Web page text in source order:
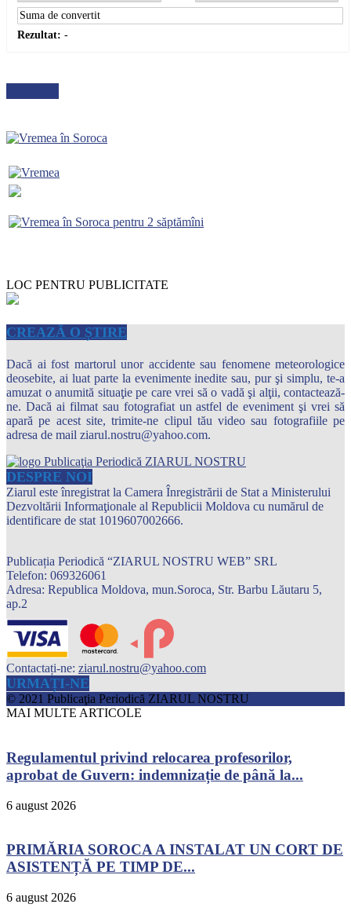
Rezultat: -
LOC PENTRU PUBLICITATE
CREAZĂ O ȘTIRE
Dacă ai fost martorul unor accidente sau fenomene meteorologice
deosebite, ai luat parte la evenimente inedite sau, pur şi simplu, te-a
amuzat o anumită situaţie pe care vrei să o vadă şi alţii, contactează-
ne. Dacă ai filmat sau fotografiat un astfel de eveniment şi vrei să
apară pe acest site, trimite-ne clipul tău video sau fotografiile pe
adresa de mail ziarul.nostru@yahoo.com.
DESPRE NOI
Ziarul este înregistrat la Camera Înregistrării de Stat a Ministerului
Dezvoltării Informaţionale al Republicii Moldova cu numărul de
identificare de stat 1019607002666.
Publicația Periodică “ZIARUL NOSTRU WEB” SRL
Telefon: 069326061
Adresa: Republica Moldova, mun.Soroca, Str. Barbu Lăutaru 5,
ap.2
Contactați-ne: ziarul.nostru@yahoo.com
URMAȚI-NE
© 2021 Publicaţia Periodică ZIARUL NOSTRU
MAI MULTE ARTICOLE
Regulamentul privind relocarea profesorilor,
aprobat de Guvern: indemnizație de până la...
6 august 2026
PRIMĂRIA SOROCA A INSTALAT UN CORT DE
ASISTENȚĂ PE TIMP DE...
6 august 2026